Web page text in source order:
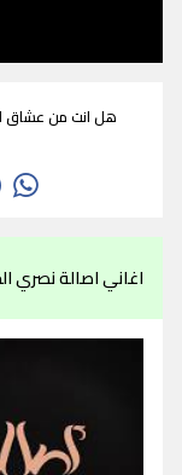
هل انت من عشاق
اغاني اصالة نصري